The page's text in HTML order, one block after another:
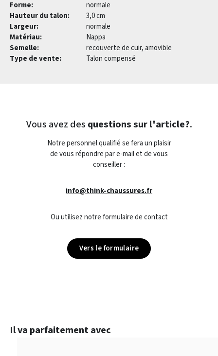
Forme:
normale
Hauteur du talon:
3,0 cm
Largeur:
normale
Matériau:
Nappa
Semelle:
recouverte de cuir, amovible
Type de vente:
Talon compensé
Vous avez des questions sur l'article?.
Notre personnel qualifié se fera un plaisir
de vous répondre par e-mail et de vous
conseiller :
info@think-chaussures.fr
Ou utilisez notre formulaire de contact
Vers le formulaire
Ignorer la galerie de produits
Il va parfaitement avec